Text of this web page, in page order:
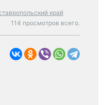
край
114 просмотров всего.